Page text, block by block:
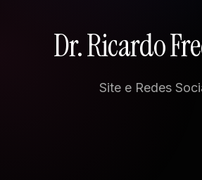
Dr. Ricardo
Site e Redes